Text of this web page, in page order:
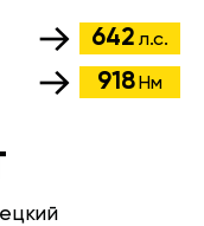
642 л.с.
918 Нм